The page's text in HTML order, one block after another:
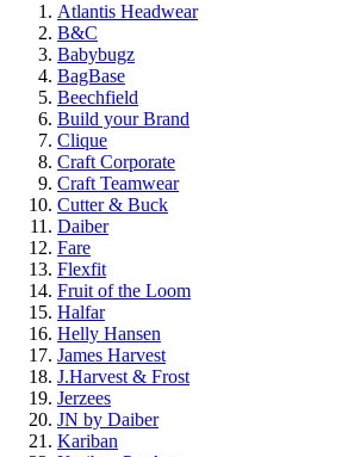
Atlantis Headwear
B&C
Babybugz
BagBase
Beechfield
Build your Brand
Clique
Craft Corporate
Craft Teamwear
Cutter & Buck
Daiber
Fare
Flexfit
Fruit of the Loom
Halfar
Helly Hansen
James Harvest
J.Harvest & Frost
Jerzees
JN by Daiber
Kariban